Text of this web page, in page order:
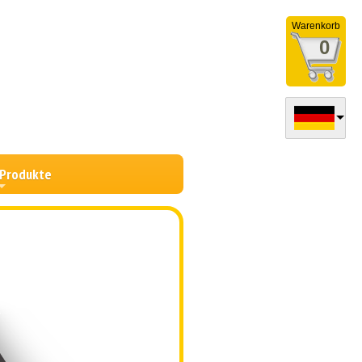
Warenkorb
0